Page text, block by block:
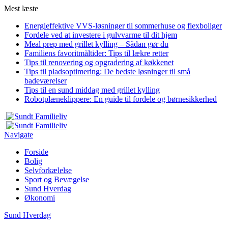
Mest læste
Energieffektive VVS-løsninger til sommerhuse og flexboliger
Fordele ved at investere i gulvvarme til dit hjem
Meal prep med grillet kylling – Sådan gør du
Familiens favoritmåltider: Tips til lækre retter
Tips til renovering og opgradering af køkkenet
Tips til pladsoptimering: De bedste løsninger til små
badeværelser
Tips til en sund middag med grillet kylling
Robotplæneklippere: En guide til fordele og børnesikkerhed
Navigate
Forside
Bolig
Selvforkælelse
Sport og Bevægelse
Sund Hverdag
Økonomi
Sund Hverdag